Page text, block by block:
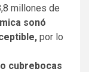
millones de
sonó
por lo
cubrebocas